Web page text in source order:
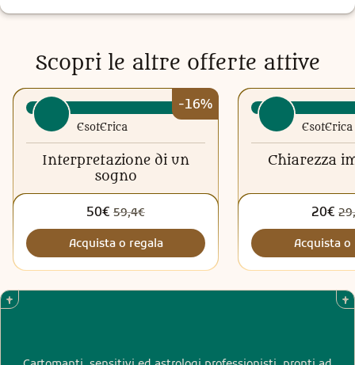
Scopri le altre offerte attive
-16%
EsotErica
Interpretazione di un
sogno
50€ 59,4€
Acquista o regala
EsotErica
Chiarezza
20€
Acquista o